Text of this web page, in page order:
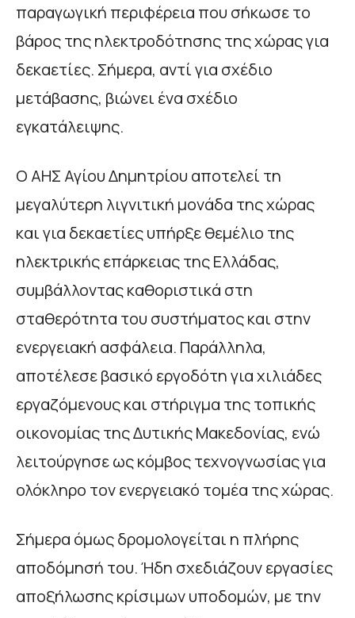
παραγωγική περιφέρεια που σήκωσε το
βάρος της ηλεκτροδότησης της χώρας για
δεκαετίες. Σήμερα, αντί για σχέδιο
μετάβασης, βιώνει ένα σχέδιο
εγκατάλειψης.
Ο ΑΗΣ Αγίου Δημητρίου αποτελεί τη
μεγαλύτερη λιγνιτική μονάδα της χώρας
και για δεκαετίες υπήρξε θεμέλιο της
ηλεκτρικής επάρκειας της Ελλάδας,
συμβάλλοντας καθοριστικά στη
σταθερότητα του συστήματος και στην
ενεργειακή ασφάλεια. Παράλληλα,
αποτέλεσε βασικό εργοδότη για χιλιάδες
εργαζόμενους και στήριγμα της τοπικής
οικονομίας της Δυτικής Μακεδονίας, ενώ
λειτούργησε ως κόμβος τεχνογνωσίας για
ολόκληρο τον ενεργειακό τομέα της χώρας.
Σήμερα όμως δρομολογείται η πλήρης
αποδόμησή του. Ήδη σχεδιάζουν εργασίες
αποξήλωσης κρίσιμων υποδομών, με την